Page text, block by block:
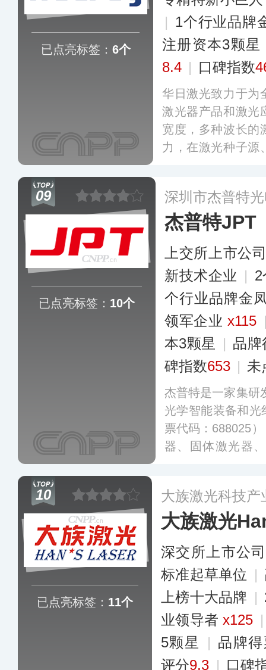
已点亮标签： 6个
| 1个行业品牌
注册资本3颗星
8.4 | 口碑指数
华日激光致力于为
激光器产品和激光
宽度，多种波长的
力，在激光种子源
源、生命科学等领
09
已点亮标签： 10个
深圳市杰普特
杰普特JPT
上交所上市公
新技术企业 |
个行业品牌金
领军企业x115
本3颗星
| 品牌
碑指数653 | 未
杰普特是一家集研
光学智能装备和
票代码：688025
器、固体激光器
案。更多
10
已点亮标签： 11个
大族激光科技
大族激光
深交所上市公司
标准起草单位 |
上榜十大品牌 |
业领导者x125
5颗星
| 品牌
评分9.3 | 口碑